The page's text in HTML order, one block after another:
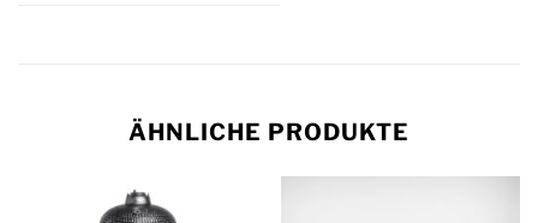
ÄHNLICHE PRODUKTE